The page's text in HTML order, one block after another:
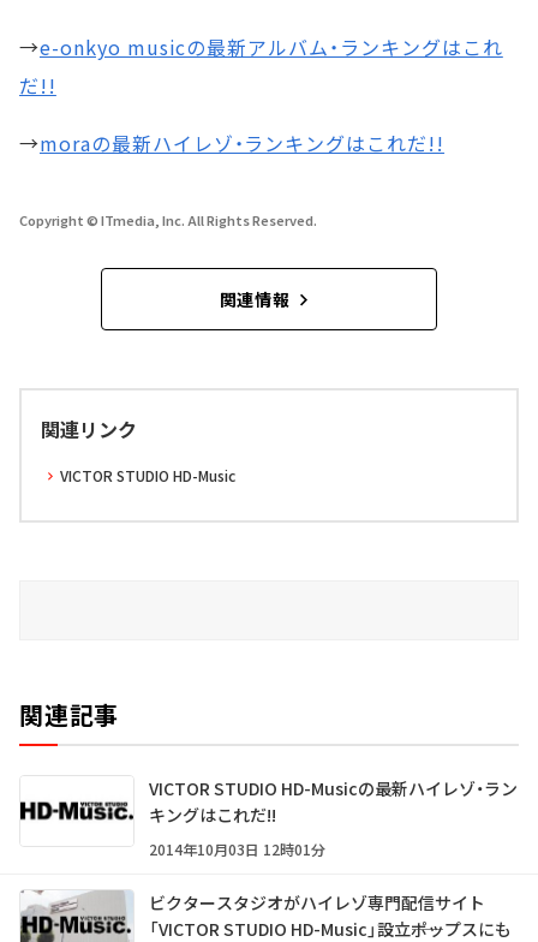
→e-onkyo musicの最新アルバム・ランキングはこれ
だ!!
→moraの最新ハイレゾ・ランキングはこれだ!!
Copyright © ITmedia, Inc. All Rights Reserved.
関連情報
関連リンク
VICTOR STUDIO HD-Music
関連記事
VICTOR STUDIO HD-Musicの最新ハイレゾ・ラン
キングはこれだ!!
2014年10月03日 12時01分
ビクタースタジオがハイレゾ専門配信サイト
「VICTOR STUDIO HD-Music」設立――ポップスにも